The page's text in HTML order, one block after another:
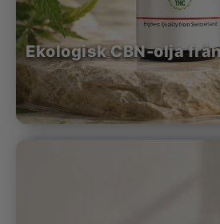
Ekologisk CBN-olja